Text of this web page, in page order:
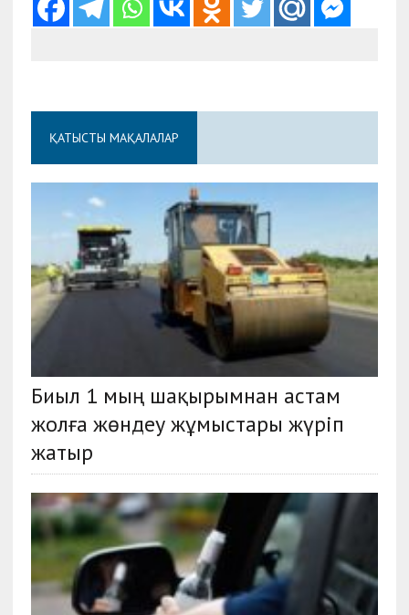
ҚАТЫСТЫ МАҚАЛАЛАР
Биыл 1 мың шақырымнан астам
жолға жөндеу жұмыстары жүріп
жатыр